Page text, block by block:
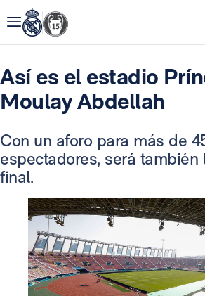
Así es el estadio
Moulay Abdellah
Con un aforo para más de
espectadores, será también
final.